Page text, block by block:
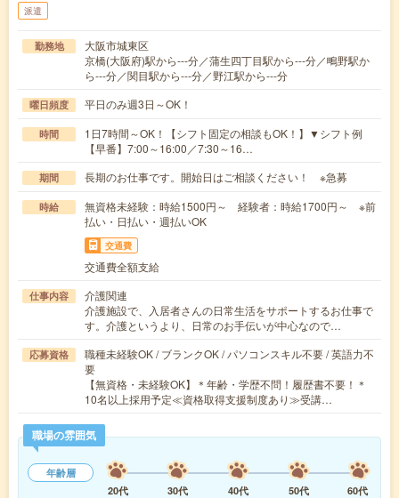
派遣
勤務地
大阪市城東区
京橋(大阪府)駅から---分／蒲生四丁目駅から---分／鴫野駅か
ら---分／関目駅から---分／野江駅から---分
曜日頻度 平日のみ週3日～OK！
時間
1日7時間～OK！【シフト固定の相談もOK！】▼シフト例
【早番】7:00～16:00／7:30～16…
期間 長期のお仕事です。開始日はご相談ください！ ※急募
時給
無資格未経験：時給1500円～ 経験者：時給1700円～ ※前
払い・日払い・週払いOK
交通費
交通費全額支給
仕事内容
介護関連
介護施設で、入居者さんの日常生活をサポートするお仕事で
す。介護というより、日常のお手伝いが中心なので…
応募資格
職種未経験OK / ブランクOK / パソコンスキル不要 / 英語力不
要
【無資格・未経験OK】＊年齢・学歴不問！履歴書不要！＊
10名以上採用予定≪資格取得支援制度あり≫受講…
職場の雰囲気
年齢層
20代
30代 40代 50代
60代